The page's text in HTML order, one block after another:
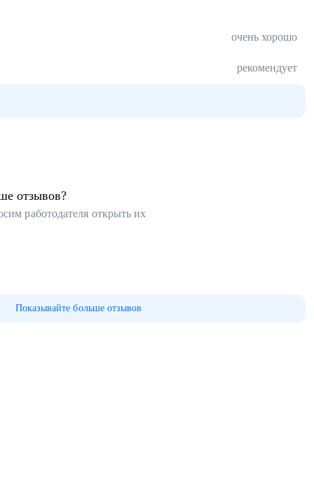
очень хорошо
рекомендует
отзывов?
работодателя открыть их
Показывайте больше отзывов